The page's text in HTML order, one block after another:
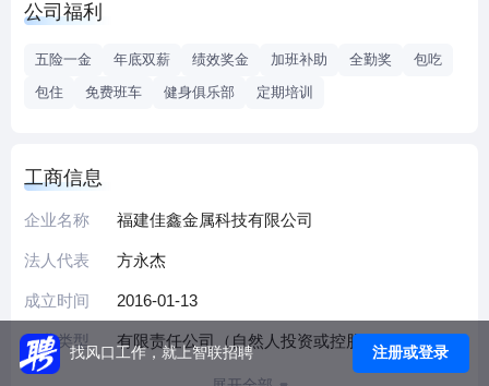
用最先进的分子扩散工艺、全自动超声波清洗机、平面磨
的产品检测实验室；并已通过TS16949质量管理体系认证，产
信誉第一的原则为广大客户提供优质的服务。
本公司倡导“专业、务实、高效、创新”的企业精神，具有良好
一批高素质、高水平、高效率的人才。拥有完善的技术研发
力量和成熟的售后服务团队。我们的宗旨是：“用服务与真诚
来换取你的信任与支持，互惠互利，共创双赢！”我公司愿与
国内外各界同仁志士竭诚合作，共创未来！
公司福利
五险一金 年底双薪 绩效奖金 加班补助 全勤奖
包吃
包住
免费班车 健身俱乐部 定期培训
工商信息
企业名称 福建佳鑫金属科技有限公司
法人代表 方永杰
成立时间 2016-01-13
企业类型 有限责任公司（自然人投资或控股）
找风口工作，就上智联招聘 注册或登录